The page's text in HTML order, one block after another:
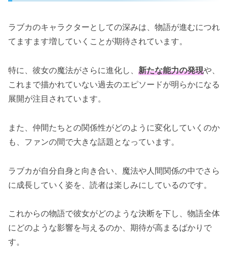
ラブカのキャラクターとしての深みは、物語が進むにつれ
てますます増していくことが期待されています。
特に、彼女の魔法がさらに進化し、 新たな能力の発現や、
これまで描かれていない過去のエピソードが明らかになる
展開が注目されています。
また、仲間たちとの関係性がどのように変化していくのか
も、ファンの間で大きな話題となっています。
ラブカが自分自身と向き合い、魔法や人間関係の中でさら
に成長していく姿を、読者は楽しみにしているのです。
これからの物語で彼女がどのような決断を下し、物語全体
にどのような影響を与えるのか、期待が高まるばかりで
す。